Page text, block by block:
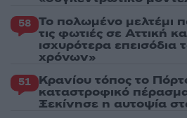
58 Το πολωμένο μελτέμι
τις φωτιές σε Αττική
ισχυρότερα
χρόνων»
51 Κρανίου τόπος το
καταστροφικό
Ξεκίνησε η αυτοψία